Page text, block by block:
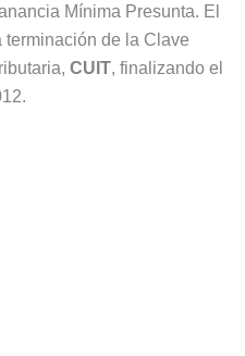
Mínima Presunta. El
de la Clave
CUIT, finalizando el